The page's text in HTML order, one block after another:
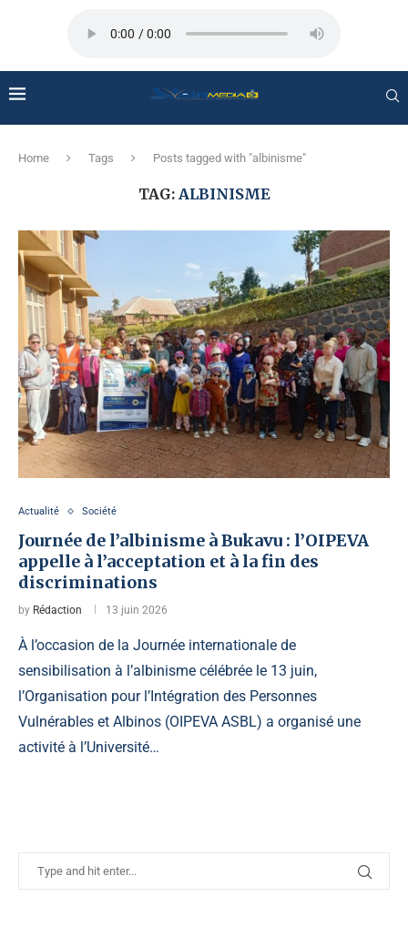
Home Tags Posts tagged with "albinisme"
TAG: ALBINISME
Actualité Société
Journée de l’albinisme à Bukavu : l’OIPEVA
appelle à l’acceptation et à la fin des
discriminations
by Rédaction 13 juin 2026
À l’occasion de la Journée internationale de
sensibilisation à l’albinisme célébrée le 13 juin,
l’Organisation pour l’Intégration des Personnes
Vulnérables et Albinos (OIPEVA ASBL) a organisé une
activité à l’Université…